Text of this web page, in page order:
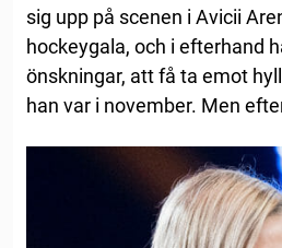
sig upp på scenen i Avicii
hockeygala, och i efterhand
önskningar, att få ta emot
han var i november. Men